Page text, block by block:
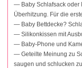
— Baby Schlafsack oder
Überhitzung. Für die
— Baby Bettdecke?
— Silikonkissen mit
— Baby-Phone und
— Geteilte Meinung zu
saugen und schlucken